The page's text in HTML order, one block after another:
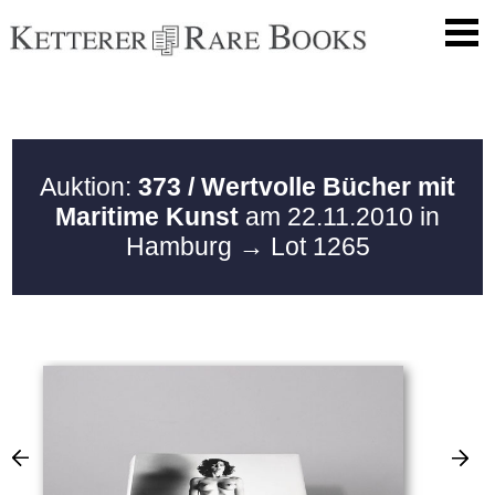
Auktion: 373 / Wertvolle Bücher mit
Maritime Kunst am 22.11.2010 in
Hamburg → Lot 1265